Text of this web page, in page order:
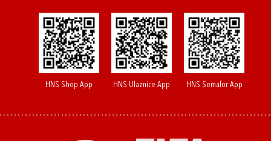
HNS Shop App HNS Ulaznice App HNS Semafor App